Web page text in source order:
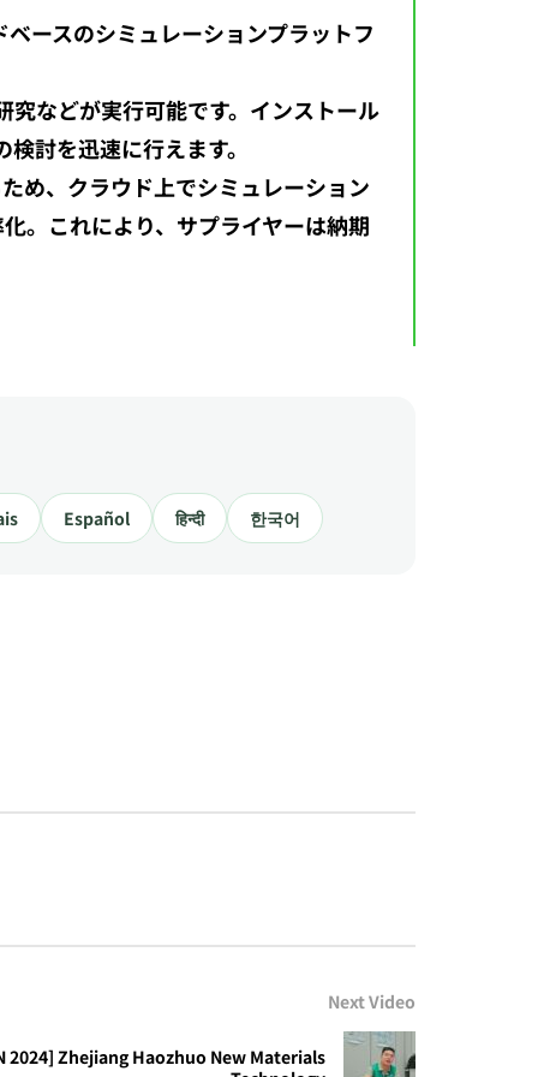
ースのシミュレーションプラットフ
究などが実行可能です。インストール
討を迅速に行えます。
め、クラウド上でシミュレーション
。これにより、サプライヤーは納期
Español हिन्दी 한국어
Next Video
2024] Zhejiang Haozhuo New Materials